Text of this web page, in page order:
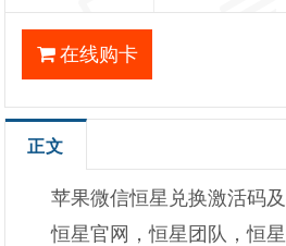
在线购卡
正文
苹果微信恒星兑换激活码
恒星官网，恒星团队，恒